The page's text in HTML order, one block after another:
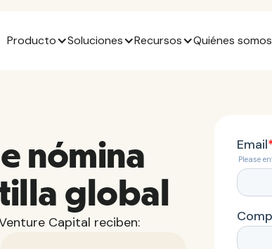
Producto Soluciones Recursos Quiénes somos
nómina
global
Capital reciben: